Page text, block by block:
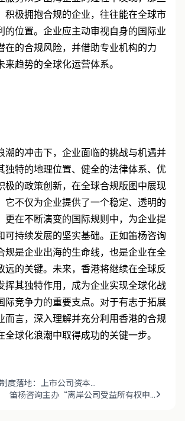
服务众多出海企业的过程中发现，那些
积极拥抱合规的企业，往往能在全球市
的位置。企业应主动审视自身的国际业
在的合规风险，并借助专业机构的力
潮的冲击下，企业面临的挑战与机遇并
独特的地理位置、健全的法律体系、优
极的政策创新，在全球合规版图中展现
它不仅为企业提供了一个稳定、透明的
更在不断演变的国际规则中，为企业提
可持续发展的坚实基础。正如笛杨咨询
规是企业出海的生命线，也是企业在全
远的关键。未来，香港将继续在全球反
挥其独特作用，成为企业实现全球化战
际竞争力的重要支点。对于有志于拓展
而言，深入理解并充分利用香港的合规
度落地：上市公司资本...